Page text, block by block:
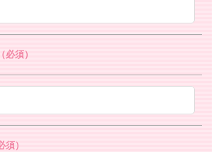
（必須）
須）